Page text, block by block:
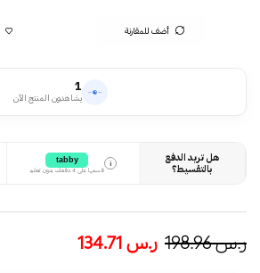
أضف للمقارنة
1
يشاهدون المنتج الآن
هل تريد الدفع
بالتقسيط؟
i
tabby
قسمها على 4 دفعات بدون تعقيد
ر.س198.96 ر.س